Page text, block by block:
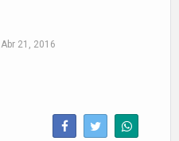
Abr 21, 2016